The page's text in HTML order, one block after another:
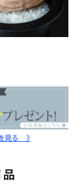
見る 》